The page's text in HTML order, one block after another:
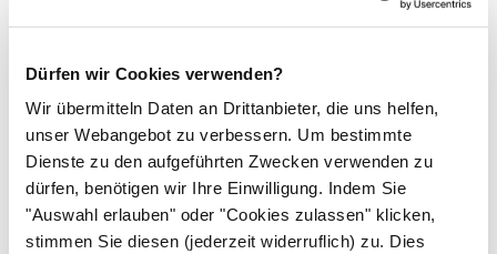
Dürfen wir Cookies verwenden?
Wir übermitteln Daten an Drittanbieter, die uns helfen,
unser Webangebot zu verbessern. Um bestimmte
Dienste zu den aufgeführten Zwecken verwenden zu
dürfen, benötigen wir Ihre Einwilligung. Indem Sie
"Auswahl erlauben" oder "Cookies zulassen" klicken,
stimmen Sie diesen (jederzeit widerruflich) zu. Dies
Ansicht der Geschlechtsorgane des Mannes von
vorne. Ungewöhnlich ist der Verlauf des Samenstrangs
(Funiculus spermaticus), der die Samen aus dem
Hoden zur Harnröhre transportiert: Wie in der
Abbildung zu sehen, beschreibt er dabei einen weiten